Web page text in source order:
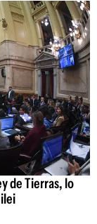
de Tierras, lo